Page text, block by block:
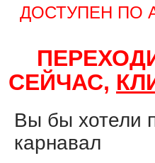
ДОСТУПЕН ПО
СЕЙЧАС,
Вы бы хотели
карнавал